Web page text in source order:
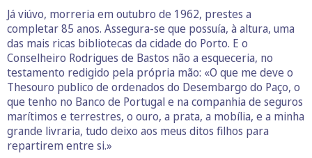
Já viúvo, morreria em outubro de 1962, prestes a
completar 85 anos. Assegura-se que possuía, à altura, uma
das mais ricas bibliotecas da cidade do Porto. E o
Conselheiro Rodrigues de Bastos não a esqueceria, no
testamento redigido pela própria mão: «O que me deve o
Thesouro publico de ordenados do Desembargo do Paço, o
que tenho no Banco de Portugal e na companhia de seguros
marítimos e terrestres, o ouro, a prata, a mobília, e a minha
grande livraria, tudo deixo aos meus ditos filhos para
repartirem entre si.»